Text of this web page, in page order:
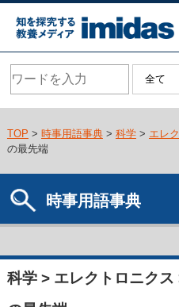
TOP > 時事用語事典> 科学> エレ
の最先端
時事用語事典
科学 > エレクトロニク